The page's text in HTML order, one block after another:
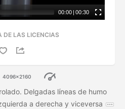
00:00 | 00:30
DE LAS LICENCIAS
4096x2160
Delgadas líneas de humo
a derecha y viceversa